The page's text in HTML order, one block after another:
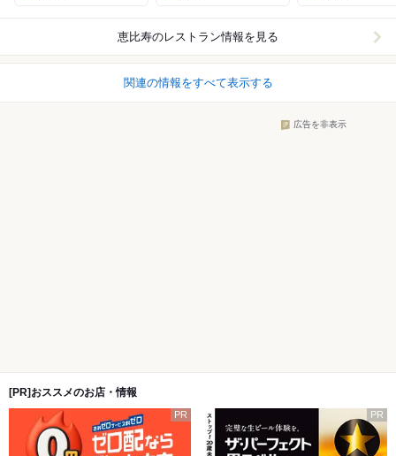
恵比寿のレストラン情報を見る
関連の情報をすべて表示する
広告を非表示
[PR]おススメのお店・情報
PR PR